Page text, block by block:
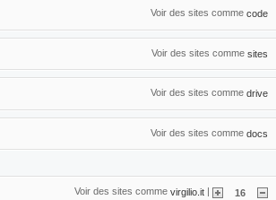
Voir des sites comme code
Voir des sites comme sites
Voir des sites comme drive
Voir des sites comme docs
Voir des sites comme virgilio.it | 16